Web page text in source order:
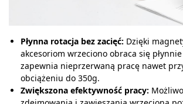
Płynna rotacja bez zacięć: Dzięki
akcesoriom wrzeciono obraca się
zapewnia nieprzerwaną pracę nawet
obciążeniu do 350g.
Zwiększona efektywność pracy: